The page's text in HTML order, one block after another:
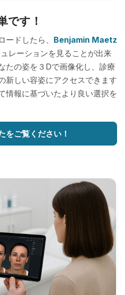
です！
ードしたら、 Benjamin Maetz
レーションを見ることが出来
たの姿を３Dで画像化し、診療
新しい容姿にアクセスできます
情報に基づいたより良い選択を
をご覧ください！